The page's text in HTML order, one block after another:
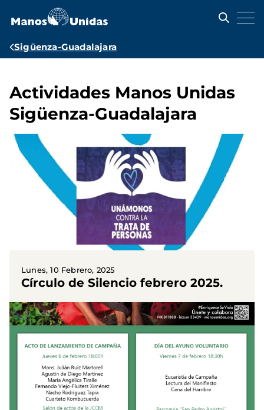
contenido
Ruta
navegación
Sigüenza-Guadalajara
Actividades Manos Unidas
Sigüenza-Guadalajara
Lunes, 10 Febrero, 2025
Círculo de Silencio febrero 2025.